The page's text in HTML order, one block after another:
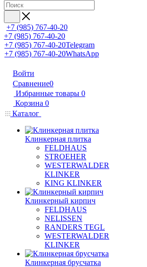
+7 (985) 767-40-20
+7 (985) 767-40-20
+7 (985) 767-40-20Telegram
+7 (985) 767-40-20WhatsApp
Войти
Сравнение0
Избранные товары 0
Корзина 0
Каталог
Клинкерная плитка
FELDHAUS
STROEHER
WESTERWALDER
KLINKER
KING KLINKER
Клинкерный кирпич
FELDHAUS
NELISSEN
RANDERS TEGL
WESTERWALDER
KLINKER
Клинкерная брусчатка